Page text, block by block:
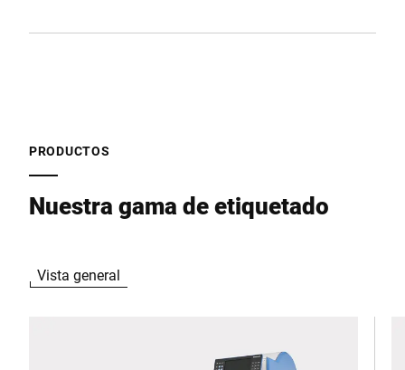
PRODUCTOS
Nuestra gama de etiquetado
Vista general